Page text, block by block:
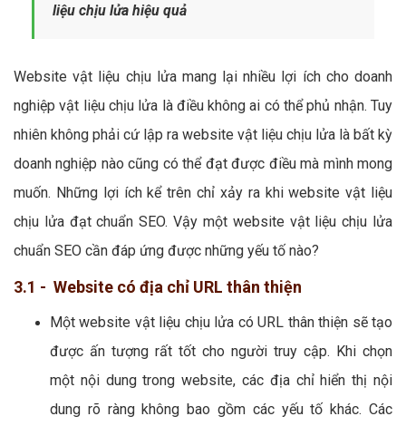
liệu chịu lửa hiệu quả
Website vật liệu chịu lửa mang lại nhiều lợi ích cho doanh
nghiệp vật liệu chịu lửa là điều không ai có thể phủ nhận. Tuy
nhiên không phải cứ lập ra website vật liệu chịu lửa là bất kỳ
doanh nghiệp nào cũng có thể đạt được điều mà mình mong
muốn. Những lợi ích kể trên chỉ xảy ra khi website vật liệu
chịu lửa đạt chuẩn SEO. Vậy một website vật liệu chịu lửa
chuẩn SEO cần đáp ứng được những yếu tố nào?
3.1 - Website có địa chỉ URL thân thiện
Một website vật liệu chịu lửa có URL thân thiện sẽ tạo
được ấn tượng rất tốt cho người truy cập. Khi chọn
một nội dung trong website, các địa chỉ hiển thị nội
dung rõ ràng không bao gồm các yếu tố khác. Các